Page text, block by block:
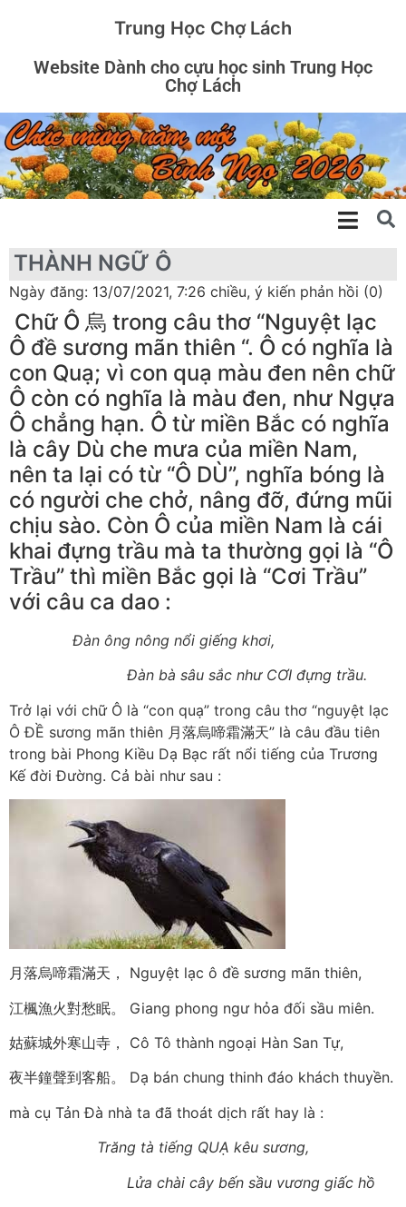
Trung Học Chợ Lách
Website Dành cho cựu học sinh Trung Học
Chợ Lách
THÀNH NGỮ Ô
Ngày đăng: 13/07/2021, 7:26 chiều, ý kiến phản hồi (0)
Chữ Ô 烏 trong câu thơ “Nguyệt lạc
Ô đề sương mãn thiên “. Ô có nghĩa là
con Quạ; vì con quạ màu đen nên chữ
Ô còn có nghĩa là màu đen, như Ngựa
Ô chẳng hạn. Ô từ miền Bắc có nghĩa
là cây Dù che mưa của miền Nam,
nên ta lại có từ “Ô DÙ”, nghĩa bóng là
có người che chở, nâng đỡ, đứng mũi
chịu sào. Còn Ô của miền Nam là cái
khai đựng trầu mà ta thường gọi là “Ô
Trầu” thì miền Bắc gọi là “Cơi Trầu”
với câu ca dao :
Đàn ông nông nổi giếng khơi,
Đàn bà sâu sắc như CƠI đựng trầu.
Trở lại với chữ Ô là “con quạ” trong câu thơ “nguyệt lạc
Ô ĐỀ sương mãn thiên 月落烏啼霜滿天” là câu đầu tiên
trong bài Phong Kiều Dạ Bạc rất nổi tiếng của Trương
Kế đời Đường. Cả bài như sau :
月落烏啼霜滿天， Nguyệt lạc ô đề sương mãn thiên,
江楓漁火對愁眠。 Giang phong ngư hỏa đối sầu miên.
姑蘇城外寒山寺， Cô Tô thành ngoại Hàn San Tự,
夜半鐘聲到客船。 Dạ bán chung thinh đáo khách thuyền.
mà cụ Tản Đà nhà ta đã thoát dịch rất hay là :
Trăng tà tiếng QUẠ kêu sương,
Lửa chài cây bến sầu vương giấc hồ